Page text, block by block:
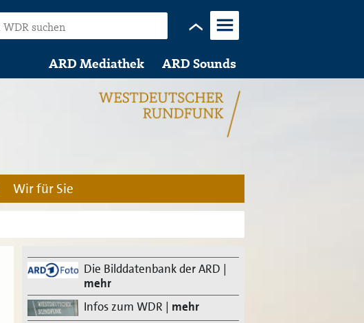
Menü
ARD Mediathek ARD Sounds
Wir für Sie
Die Bilddatenbank der ARD |
mehr
Infos zum WDR | mehr